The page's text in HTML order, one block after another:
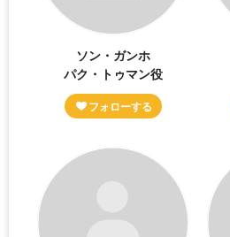
ソン・ガンホ
パク・トゥマン役